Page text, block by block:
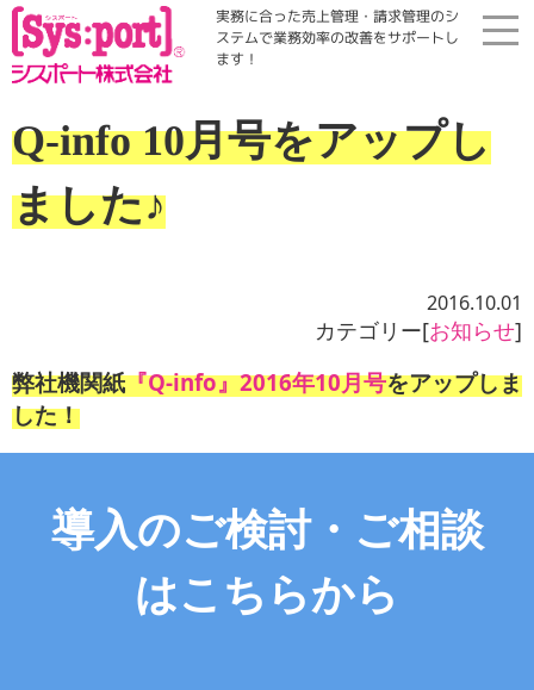
実務に合った売上管理・請求管理のシ
ステムで業務効率の改善をサポートし
ます！
コラム・Qinfo
会社案内
お役立ち情報
お問い合わせ
Q-info 10月号をアップし
ました♪
2016.10.01
カテゴリー[お知らせ]
弊社機関紙『Q-info』2016年10月号をアップしま
した！
導入のご検討・ご相談
はこちらから